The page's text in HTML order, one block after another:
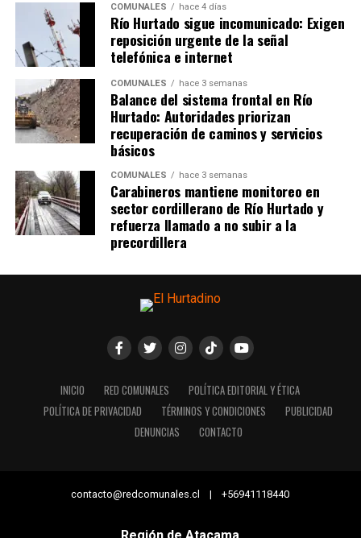
COMUNALES hace 4 días
Río Hurtado sigue incomunicado: Exigen
reposición urgente de la señal
telefónica e internet
COMUNALES hace 3 semanas
Balance del sistema frontal en Río
Hurtado: Autoridades priorizan
recuperación de caminos y servicios
básicos
COMUNALES hace 3 semanas
Carabineros mantiene monitoreo en
sector cordillerano de Río Hurtado y
refuerza llamado a no subir a la
precordillera
INICIO RED COMUNALES
POLÍTICA EDITORIAL Y ÉTICA
POLÍTICA DE PRIVACIDAD
TÉRMINOS Y CONDICIONES
PUBLICIDAD
DENUNCIAS
CONTACTO
contacto@redcomunales.cl | +56941118440